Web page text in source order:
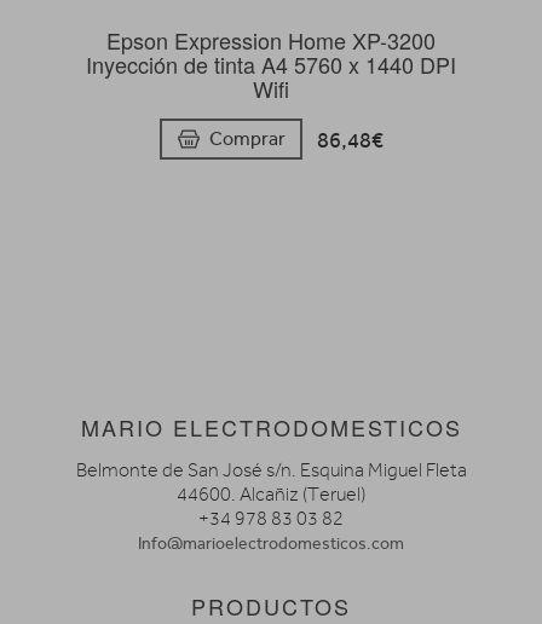
Epson Expression Home XP-3200
Inyección de tinta A4 5760 x 1440 DPI
Wifi
Comprar 86,48€
MARIO ELECTRODOMESTICOS
Belmonte de San José s/n. Esquina Miguel Fleta
44600. Alcañiz (Teruel)
+34 978 83 03 82
Info@marioelectrodomesticos.com
PRODUCTOS